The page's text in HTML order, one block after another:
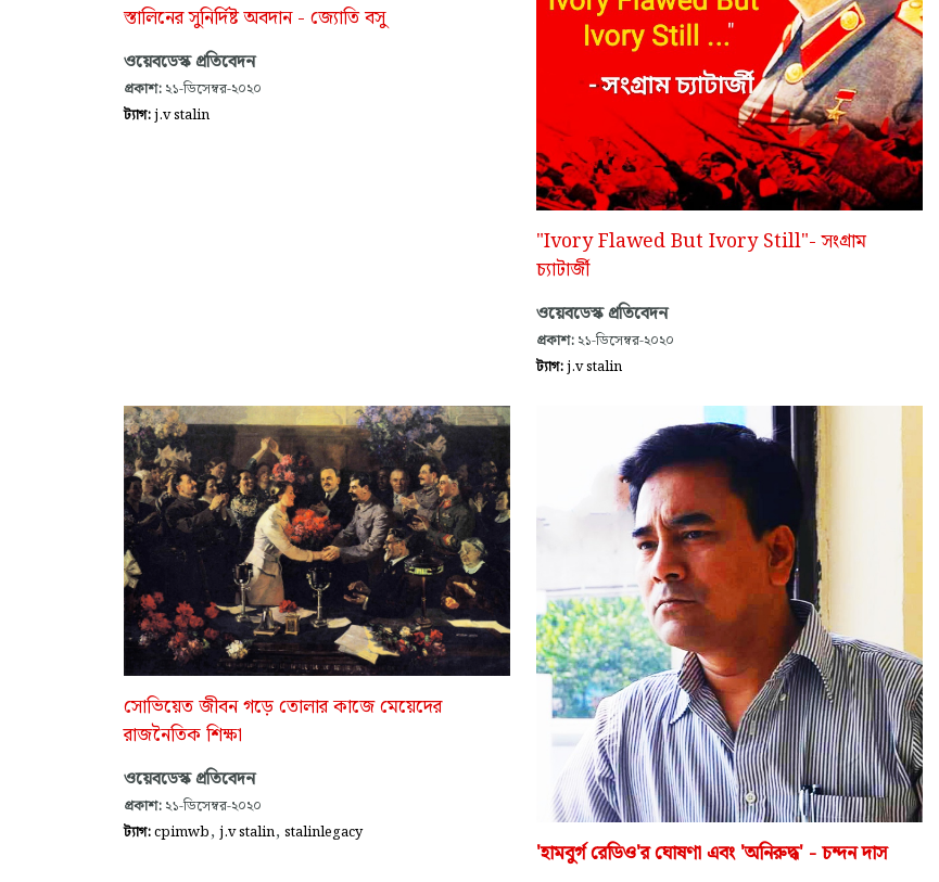
স্তালিনের সুনির্দিষ্ট অবদান - জ্যোতি বসু
ওয়েবডেস্ক প্রতিবেদন
প্রকাশ: ২১-ডিসেম্বর-২০২০
ট্যাগ:j.v stalin
"Ivory Flawed But Ivory Still"- সংগ্রাম
চ্যাটার্জী
ওয়েবডেস্ক প্রতিবেদন
প্রকাশ: ২১-ডিসেম্বর-২০২০
ট্যাগ:j.v stalin
সোভিয়েত জীবন গড়ে তোলার কাজে মেয়েদের
রাজনৈতিক শিক্ষা
ওয়েবডেস্ক প্রতিবেদন
প্রকাশ: ২১-ডিসেম্বর-২০২০
ট্যাগ:cpimwb, j.v stalin, stalinlegacy
'হামবুর্গ রেডিও'র ঘোষণা এবং 'অনিরুদ্ধ' - চন্দন দাস